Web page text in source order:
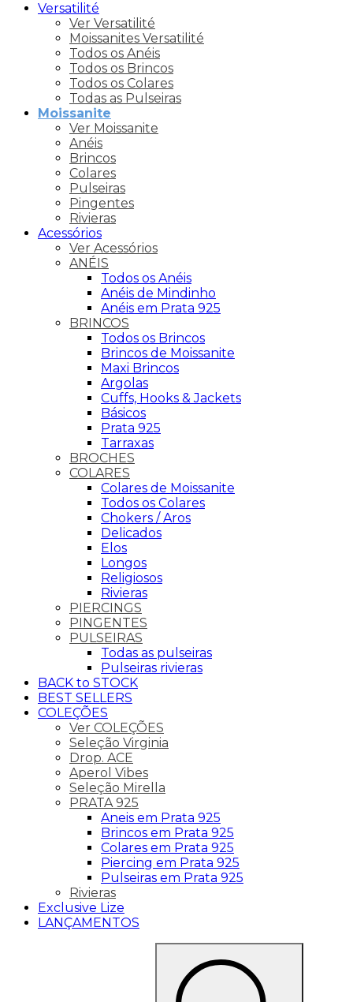
Versatilité
Ver Versatilité
Moissanites Versatilité
Todos os Anéis
Todos os Brincos
Todos os Colares
Todas as Pulseiras
Moissanite
Ver Moissanite
Anéis
Brincos
Colares
Pulseiras
Pingentes
Rivieras
Acessórios
Ver Acessórios
ANÉIS
Todos os Anéis
Anéis de Mindinho
Anéis em Prata 925
BRINCOS
Todos os Brincos
Brincos de Moissanite
Maxi Brincos
Argolas
Cuffs, Hooks & Jackets
Básicos
Prata 925
Tarraxas
BROCHES
COLARES
Colares de Moissanite
Todos os Colares
Chokers / Aros
Delicados
Elos
Longos
Religiosos
Rivieras
PIERCINGS
PINGENTES
PULSEIRAS
Todas as pulseiras
Pulseiras rivieras
BACK to STOCK
BEST SELLERS
COLEÇÕES
Ver COLEÇÕES
Seleção Virginia
Drop. ACE
Aperol Vibes
Seleção Mirella
PRATA 925
Aneis em Prata 925
Brincos em Prata 925
Colares em Prata 925
Piercing em Prata 925
Pulseiras em Prata 925
Rivieras
Exclusive Lize
LANÇAMENTOS